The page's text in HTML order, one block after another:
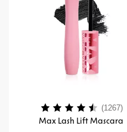
Max Lash Lift Mascara
Betyg: (1267)